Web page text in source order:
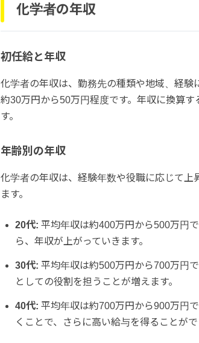
化学者の年収
初任給と年収
化学者の年収は、勤務先の種類や地域、経験
約30万円から50万円程度です。年収に換算
す。
年齢別の年収
化学者の年収は、経験年数や役職に応じて上
ます。
20代: 平均年収は約400万円から500万円
ら、年収が上がっていきます。
30代: 平均年収は約500万円から700万円
としての役割を担うことが増えます。
40代: 平均年収は約700万円から900万円
くことで、さらに高い給与を得ることがで